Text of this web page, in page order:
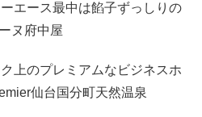
エース最中は餡子ずっしりの
ヌ府中屋
上のプレミアムなビジネスホ
仙台国分町天然温泉